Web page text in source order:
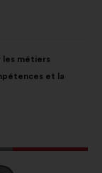
les métiers
et la